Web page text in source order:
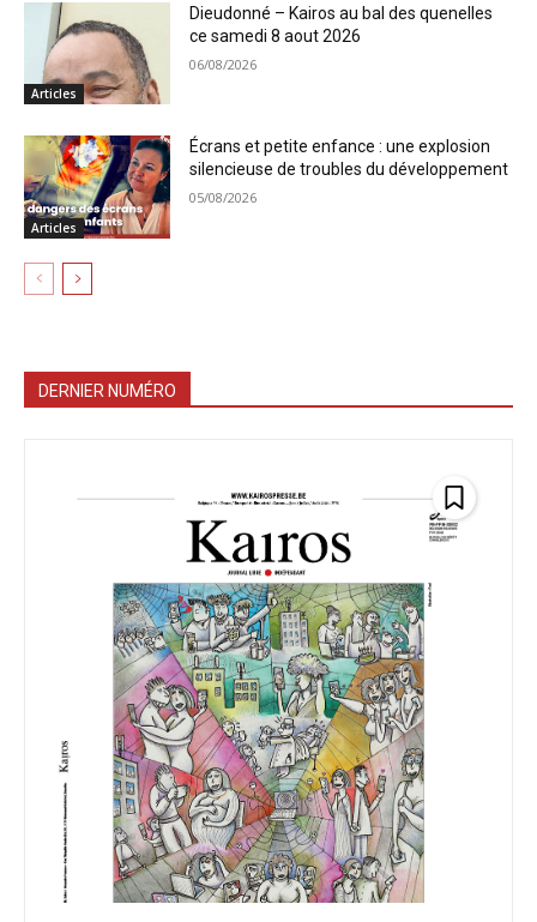
Articles
Dieudonné – Kairos au bal des quenelles
ce samedi 8 aout 2026
06/08/2026
Articles
Écrans et petite enfance : une explosion
silencieuse de troubles du développement
05/08/2026
DERNIER NUMÉRO